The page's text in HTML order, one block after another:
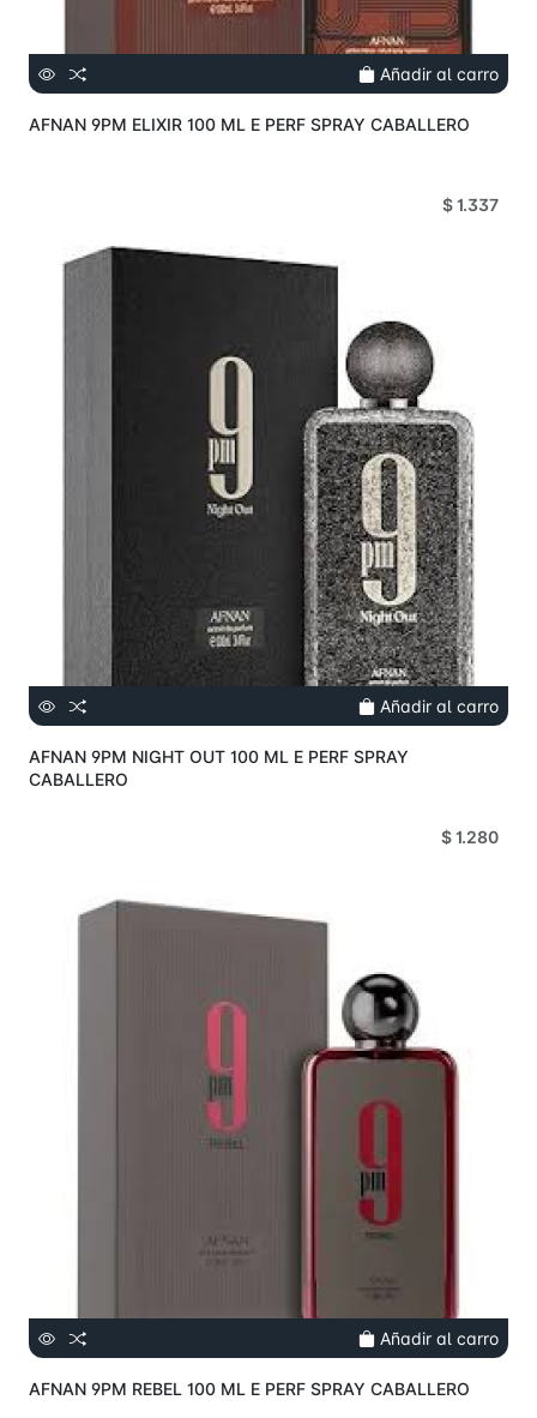
Añadir al carro
AFNAN 9PM ELIXIR 100 ML E PERF SPRAY CABALLERO
$ 1.337
Añadir al carro
AFNAN 9PM NIGHT OUT 100 ML E PERF SPRAY
CABALLERO
$ 1.280
Añadir al carro
AFNAN 9PM REBEL 100 ML E PERF SPRAY CABALLERO